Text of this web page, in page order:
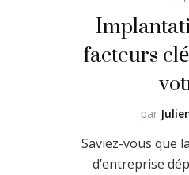
facteurs
par
Saviez-vous que
d’entreprise